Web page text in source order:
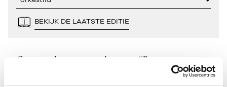
BEKIJK DE LAATSTE EDITIE
Geen resultaten gevonden voor “”.